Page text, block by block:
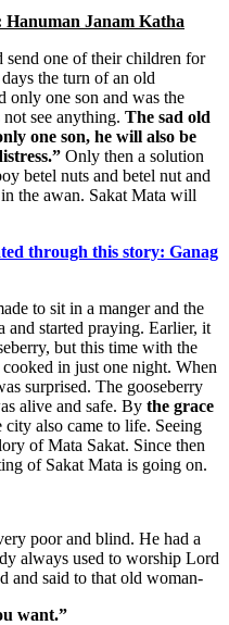
Janam Katha
one of their children for
the turn of an old
only one son and was the
see anything. The sad old
one son, he will also be
Only then a solution
betel nuts and betel nut and
the awan. Sakat Mata will
through this story: Ganag
to sit in a manger and the
and started praying. Earlier, it
but this time with the
in just one night. When
surprised. The gooseberry
alive and safe. By the grace
also came to life. Seeing
of Mata Sakat. Since then
of Sakat Mata is going on.
poor and blind. He had a
always used to worship Lord
and said to that old woman-
want.”